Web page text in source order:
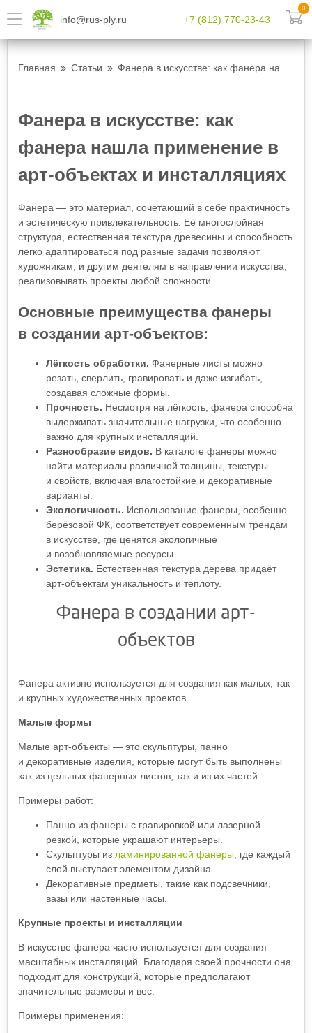
info@rus-ply.ru +7 (812) 770-23-43
0
Главная Статьи Фанера в искусстве: как фанера нашла
Фанера в искусстве: как
фанера нашла применение в
арт-объектах и инсталляциях
Фанера — это материал, сочетающий в себе практичность
и эстетическую привлекательность. Её многослойная
структура, естественная текстура древесины и способность
легко адаптироваться под разные задачи позволяют
художникам, и другим деятелям в направлении искусства,
реализовывать проекты любой сложности.
Основные преимущества фанеры
в создании арт-объектов:
Лёгкость обработки. Фанерные листы можно
резать, сверлить, гравировать и даже изгибать,
создавая сложные формы.
Прочность. Несмотря на лёгкость, фанера способна
выдерживать значительные нагрузки, что особенно
важно для крупных инсталляций.
Разнообразие видов. В каталоге фанеры можно
найти материалы различной толщины, текстуры
и свойств, включая влагостойкие и декоративные
варианты.
Экологичность. Использование фанеры, особенно
берёзовой ФК, соответствует современным трендам
в искусстве, где ценятся экологичные
и возобновляемые ресурсы.
Эстетика. Естественная текстура дерева придаёт
арт-объектам уникальность и теплоту.
Фанера в создании арт-
объектов
Фанера активно используется для создания как малых, так
и крупных художественных проектов.
Малые формы
Малые арт-объекты — это скульптуры, панно
и декоративные изделия, которые могут быть выполнены
как из цельных фанерных листов, так и из их частей.
Примеры работ:
Панно из фанеры с гравировкой или лазерной
резкой, которые украшают интерьеры.
Скульптуры из ламинированной фанеры, где каждый
слой выступает элементом дизайна.
Декоративные предметы, такие как подсвечники,
вазы или настенные часы.
Крупные проекты и инсталляции
В искусстве фанера часто используется для создания
масштабных инсталляций. Благодаря своей прочности она
подходит для конструкций, которые предполагают
значительные размеры и вес.
Примеры применения: